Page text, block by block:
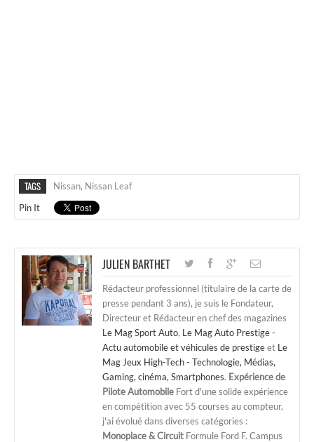
TAGS Nissan, Nissan Leaf
Pin It
JULIEN BARTHET
Rédacteur professionnel (titulaire de la carte de
presse pendant 3 ans), je suis le Fondateur,
Directeur et Rédacteur en chef des magazines
Le Mag Sport Auto, Le Mag Auto Prestige -
Actu automobile et véhicules de prestigeet Le
Mag Jeux High-Tech - Technologie, Médias,
Gaming, cinéma, Smartphones. Expérience de
Pilote Automobile Fort d'une solide expérience
en compétition avec 55 courses au compteur,
j'ai évolué dans diverses catégories :
Monoplace & Circuit Formule Ford F. Campus